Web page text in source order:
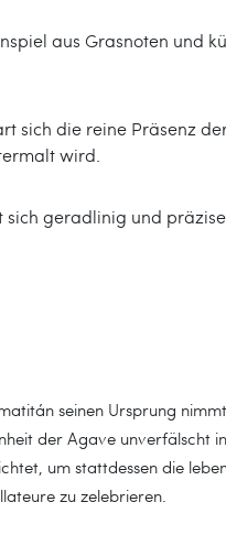
aus Grasnoten und
sich die reine Präsenz
wird.
sich geradlinig und
seinen Ursprung
der Agave unverfälscht
um stattdessen die
zu zelebrieren.